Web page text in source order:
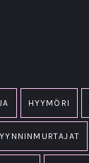
HYYMÖRI